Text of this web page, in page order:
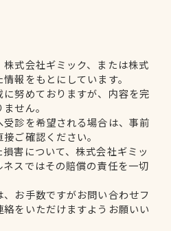
式会社ギミック、または株式
報をもとにしています。
努めておりますが、内容を完
せん。
診を希望される場合は、事前
ご確認ください。
害について、株式会社ギミッ
スではその賠償の責任を一切
お手数ですがお問い合わせフ
をいただけますようお願いい